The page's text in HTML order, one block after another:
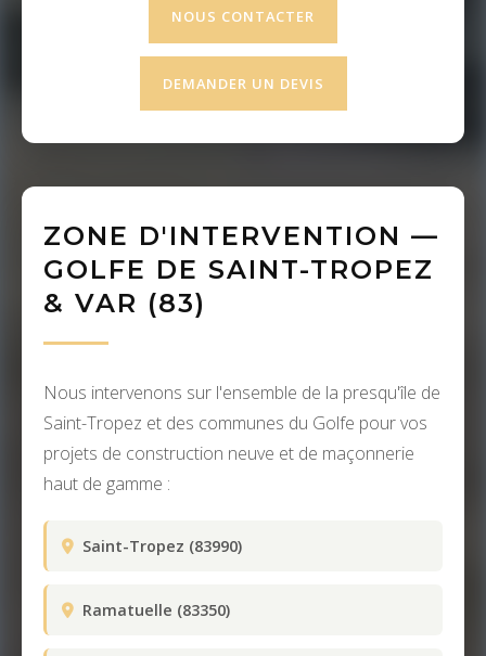
NOUS CONTACTER
DEMANDER UN DEVIS
ZONE D'INTERVENTION —
GOLFE DE SAINT-TROPEZ
& VAR (83)
Nous intervenons sur l'ensemble de la presqu'île de
Saint-Tropez et des communes du Golfe pour vos
projets de construction neuve et de maçonnerie
haut de gamme :
Saint-Tropez (83990)
Ramatuelle (83350)